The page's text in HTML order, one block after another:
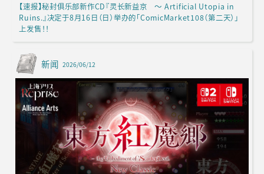
【速报】秘封俱乐部新作CD『灵长新益京 ～ Artificial Utopia in
Ruins.』决定于8月16日（日）举办的「ComicMarket108（第二天）」
上发售！！
新闻 2026/06/12